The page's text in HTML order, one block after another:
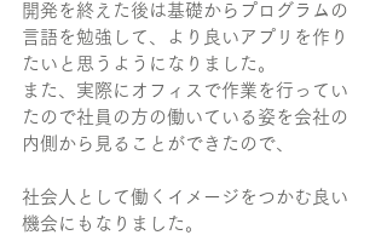
開発を終えた後は基礎からプログラムの
言語を勉強して、より良いアプリを作り
たいと思うようになりました。
また、実際にオフィスで作業を行ってい
たので社員の方の働いている姿を会社の
内側から見ることができたので、
社会人として働くイメージをつかむ良い
機会にもなりました。